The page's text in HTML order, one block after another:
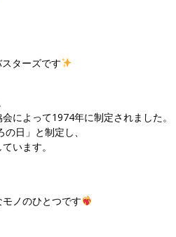
ターズです
によって1974年に制定されました。
日」と制定し、
います。
ノのひとつです